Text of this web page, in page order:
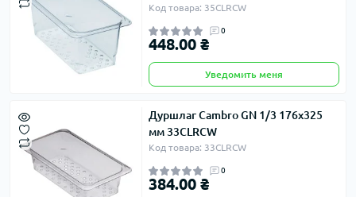
Код товара: 35CLRCW
0
448.00 ₴
Уведомить меня
Дуршлаг Cambro GN 1/3 176х325
мм 33CLRCW
Код товара: 33CLRCW
0
384.00 ₴